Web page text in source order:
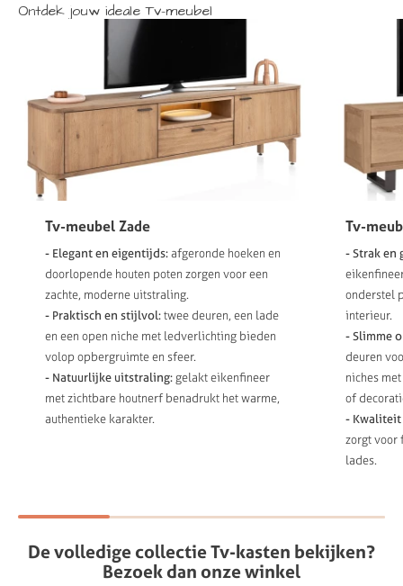
Ontdek jouw ideale Tv-meubel
Tv-meubel Zade
- Elegant en eigentijds:afgeronde hoeken en
doorlopende houten poten zorgen voor een
zachte, moderne uitstraling.
- Praktisch en stijlvol:twee deuren, een lade
en een open niche met ledverlichting bieden
volop opbergruimte en sfeer.
- Natuurlijke uitstraling:gelakt eikenfineer
met zichtbare houtnerf benadrukt het warme,
authentieke karakter.
Tv-
- Strak en
onderstel
interieur.
- Slimme
deuren
niches
of
-
zorgt voor
lades.
Devolledige collectieTv-kasten bekijken?
Bezoek dan onzewinkel